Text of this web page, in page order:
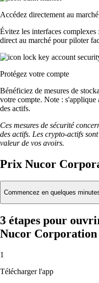
Accédez directement au marché
Évitez les interfaces
direct au marché pour piloter
Protégez votre compte
Bénéficiez de mesures de
votre compte. Note : s'applique
des actifs.
Ces mesures de sécurité
des actifs. Les crypto-actifs
valeur de vos avoirs.
Prix Nucor
Commencez en quelques
3 étapes pour
Nucor Corporation
1
Télécharger l'app